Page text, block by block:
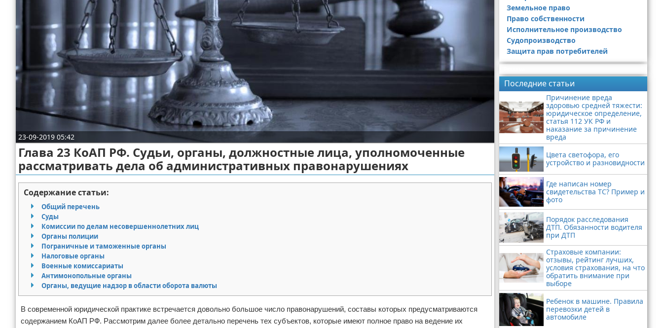
Миграционное право
Административное право
Пенсия, пособия и льготы
Семейное право
Льготы и компенсации
Наследство и завещания
Медицинское право
Уголовное право
Нотариат в РФ
Земельное право
Право собственности
Исполнительное производство
Судопроизводство
Отказ от ответственности
23-09-2019 05:42
Глава 23 КоАП РФ. Судьи, органы, должностные лица, уполномоченные
рассматривать дела об административных правонарушениях
Содержание статьи:
Общий перечень
Суды
Комиссии по делам несовершеннолетних лиц
Органы полиции
Пограничные и таможенные органы
Налоговые органы
Военные комиссариаты
Антимонопольные органы
Органы, ведущие надзор в области оборота валюты
В современной юридической практике встречается довольно большое число правонарушений, составы которых предусматриваются
содержанием КоАП РФ. Рассмотрим далее более детально перечень тех субъектов, которые имеют полное право на ведение их
Земельное право
Право собственности
Исполнительное производство
Судопроизводство
Защита прав потребителей
Последние статьи
Причинение вреда
здоровью средней тяжести:
юридическое определение,
статья 112 УК РФ и
наказание за причинение
вреда
Цвета светофора, его
устройство и разновидности
Где написан номер
свидетельства ТС? Пример и
фото
Порядок расследования
ДТП. Обязанности водителя
при ДТП
Страховые компании:
отзывы, рейтинг лучших,
условия страхования, на что
обратить внимание при
выборе
Ребенок в машине. Правила
перевозки детей в
автомобиле